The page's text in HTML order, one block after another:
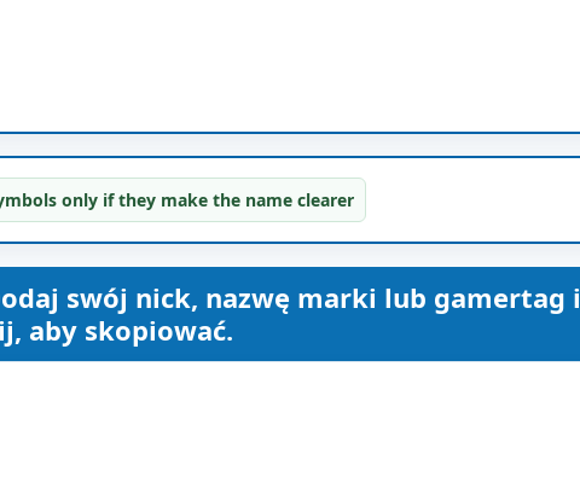
only if they make the name clearer
swój nick, nazwę marki lub gamertag i
aby skopiować.